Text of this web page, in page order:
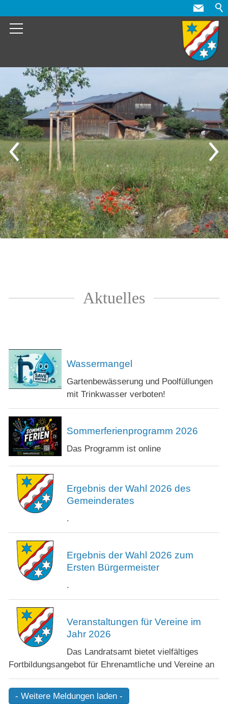
Aktuelles
Wassermangel
Gartenbewässerung und Poolfüllungen
mit Trinkwasser verboten!
Sommerferienprogramm 2026
Das Programm ist online
Ergebnis der Wahl 2026 des
Gemeinderates
.
Ergebnis der Wahl 2026 zum
Ersten Bürgermeister
.
Veranstaltungen für Vereine im
Jahr 2026
Das Landratsamt bietet vielfältiges
Fortbildungsangebot für Ehrenamtliche und Vereine an
- Weitere Meldungen laden -